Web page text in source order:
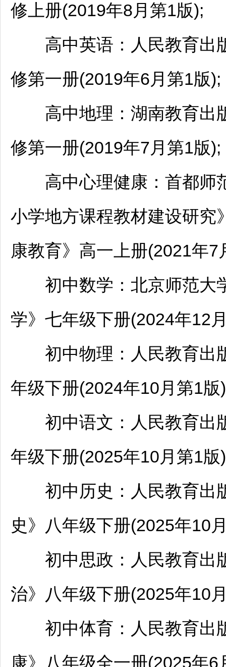
修上册(2019年8月第1版);
高中英语：人民教育出
修第一册(2019年6月第1版);
高中地理：湖南教育出
修第一册(2019年7月第1版);
高中心理健康：首都师
小学地方课程教材建设研究
康教育》高一上册(2021年7
初中数学：北京师范大
学》七年级下册(2024年12
初中物理：人民教育出
年级下册(2024年10月第1版
初中语文：人民教育出
年级下册(2025年10月第1版
初中历史：人民教育出
史》八年级下册(2025年10
初中思政：人民教育出
治》八年级下册(2025年10
初中体育：人民教育出
康》八年级全一册(2025年6